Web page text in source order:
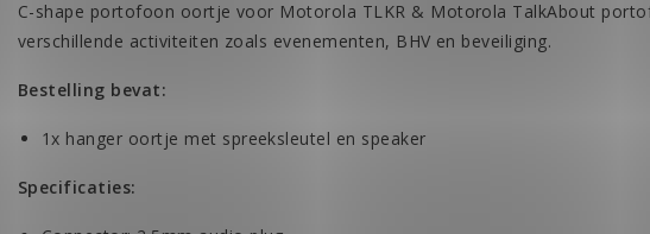
C-shape portofoon oortje voor Motorola TLKR & Motorola TalkAbout
verschillende activiteiten zoals evenementen, BHV en beveiliging.
Bestelling bevat:
1x hanger oortje met spreeksleutel en speaker
Specificaties: